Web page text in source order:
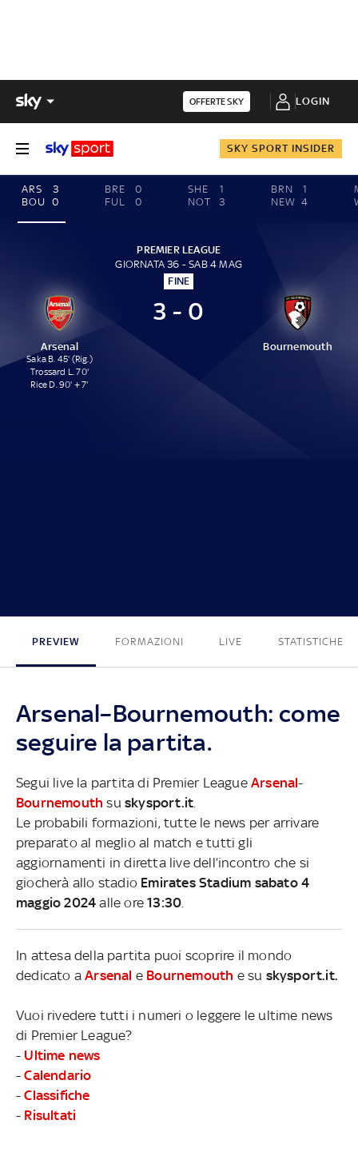
OFFERTE SKY LOGIN
SKY SPORT INSIDER
ARS
3
BOU 0
BRE
0
FUL
0
SHE
1
NOT
3
BRN
1
NEW 4
PREMIER LEAGUE
GIORNATA 36 - SAB 4 MAG
FINE
Arsenal
Saka B. 45' (Rig.)
Trossard L. 70'
Rice D. 90' + 7'
3 - 0
Bournemouth
PREVIEW FORMAZIONI LIVE STATISTICHE
Arsenal–Bournemouth: come
seguire la partita.
Segui live la partita di Premier League Arsenal-
Bournemouth suskysport.it
Le probabili formazioni, tutte le news per arrivare
preparato al meglio al match e tutti gli
aggiornamenti in diretta live dell’incontro che si
giocherà allo stadio Emirates Stadium sabato 4
maggio 2024 alle ore13:30
In attesa della partita puoi scoprire il mondo
dedicato aArsenal e Bournemouth e su skysport.it.
Vuoi rivedere tutti i numeri o leggere le ultime news
di Premier League?
- Ultime news
-Calendario
-Classifiche
- Risultati